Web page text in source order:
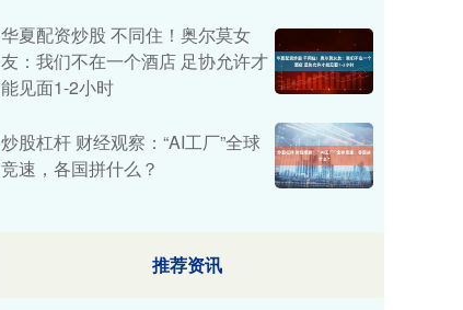
华夏配资炒股 不同住！奥尔莫女
友：我们不在一个酒店 足协允许才
能见面1-2小时
炒股杠杆 财经观察：“AI工厂”全球
竞速，各国拼什么？
推荐资讯